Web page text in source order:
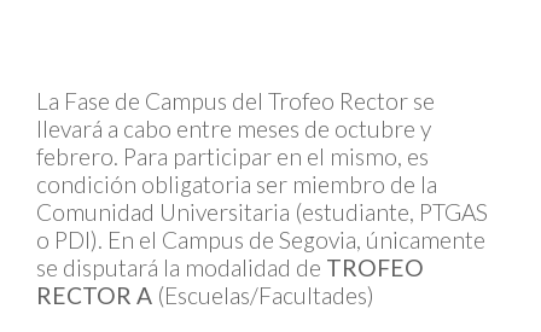
La Fase de Campus del Trofeo Rector se
llevará a cabo entre meses de octubre y
febrero. Para participar en el mismo, es
condición obligatoria ser miembro de la
Comunidad Universitaria (estudiante, PTGAS
o PDI). En el Campus de Segovia, únicamente
se disputará la modalidad de TROFEO
RECTOR A (Escuelas/Facultades)